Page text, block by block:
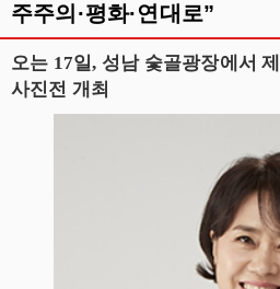
주주의·평화·연대로”
오는 17일, 성남 숯골광장에서
사진전 개최